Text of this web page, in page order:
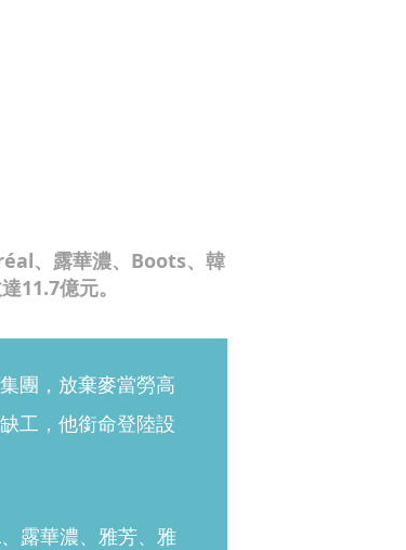
、露華濃、Boots、韓
11.7億元。
團，放棄麥當勞高
工，他銜命登陸設
露華濃、雅芳、雅